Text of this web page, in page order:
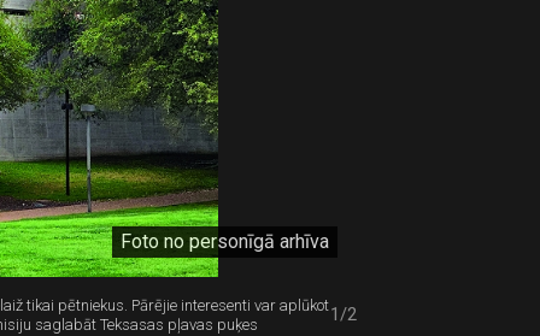
Foto no personīgā arhīva
tikai pētniekus. Pārējie interesenti var aplūkot
saglabāt Teksasas pļavas puķes
1/2